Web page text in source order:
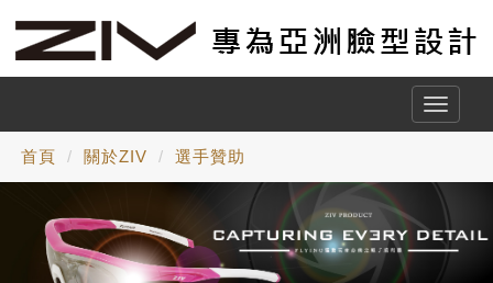
Toggle
首頁 關於ZIV 選手贊助